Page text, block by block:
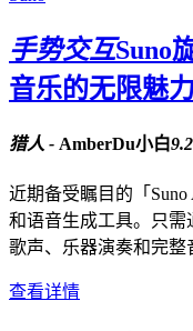
手势交互Suno
音乐的无限魅力
猎人 - AmberDu小白9.2
近期备受瞩目的「
和语音生成工具。只
歌声、乐器演奏和完整
查看详情